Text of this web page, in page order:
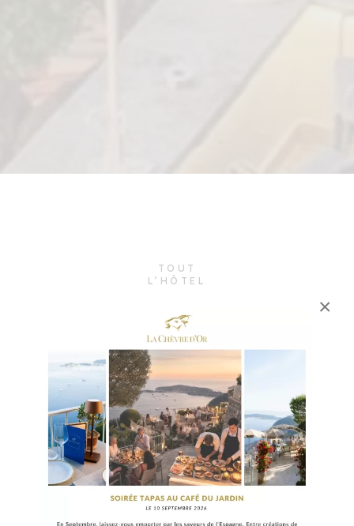
×
TOUT
L’HÔTEL
LA CÔTE D'AZUR
NOS ENGAGEMENTS